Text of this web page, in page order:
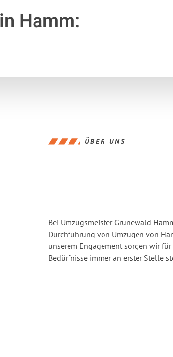
in Hamm:
ÜBER UNS
Bei Umzugsmeister Grunewald
Durchführung von Umzügen von
unserem Engagement sorgen wir für
Bedürfnisse immer an erster Stelle